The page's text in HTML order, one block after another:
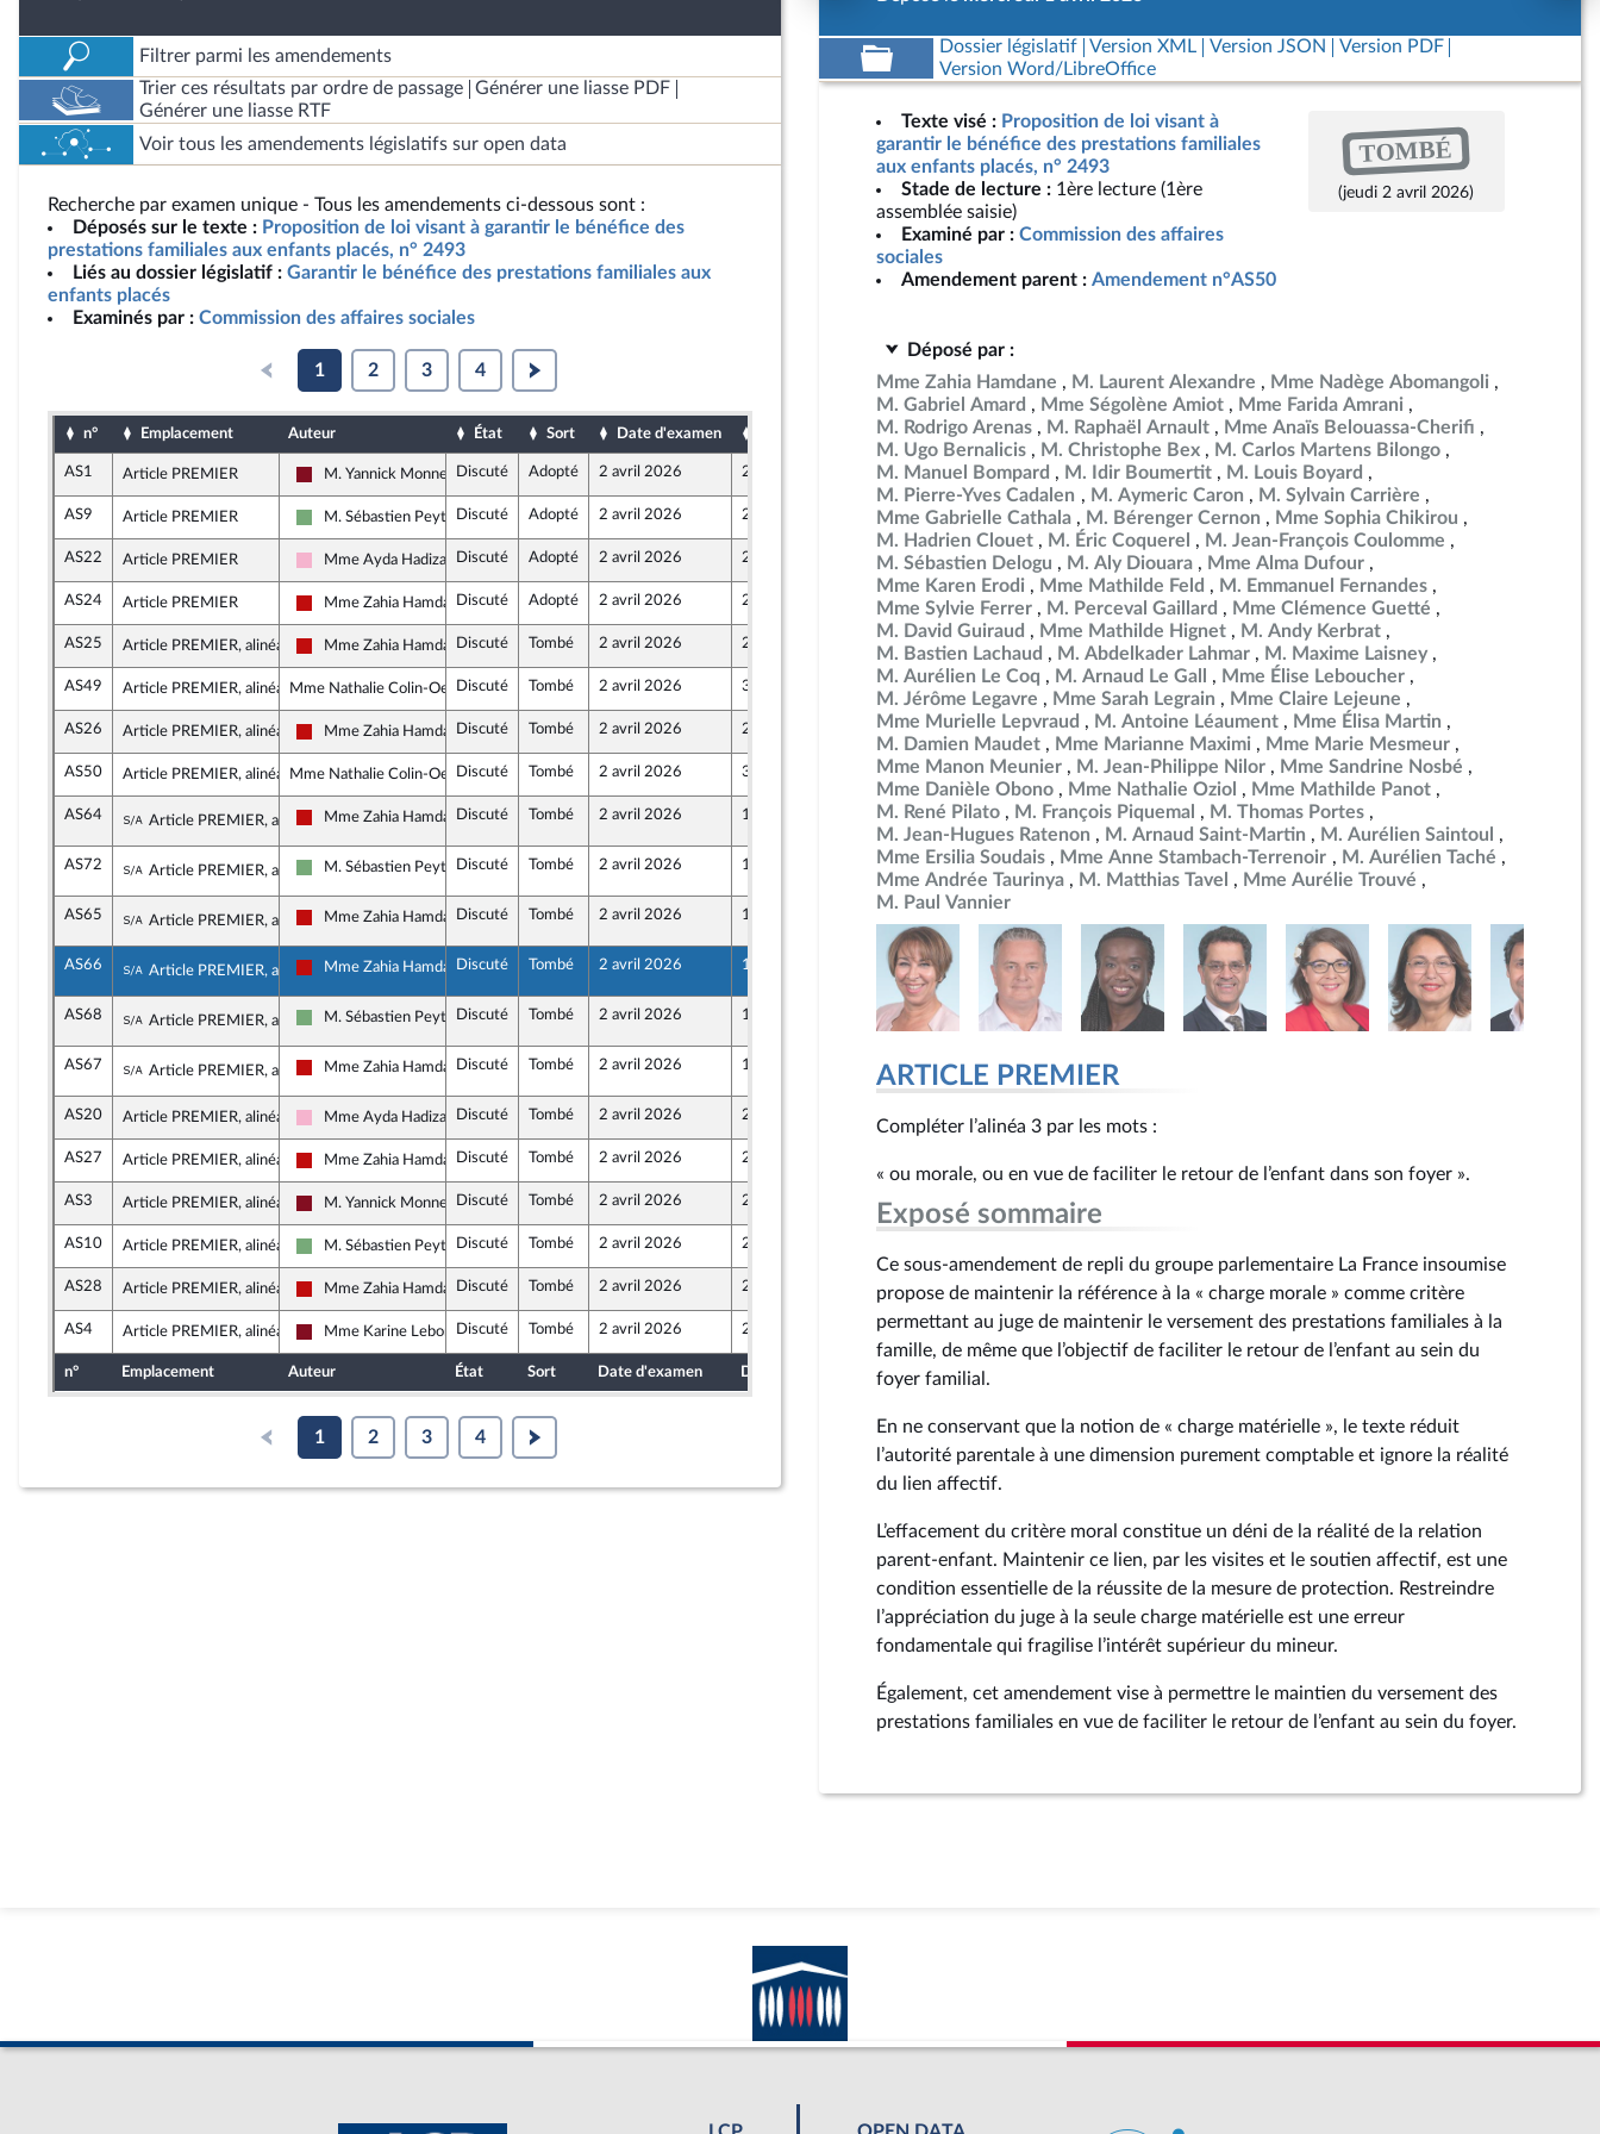
Filtrer parmi les amendements
Trier ces résultats par ordre de passage
Générer une liasse PDF
Générer une liasse RTF
Voir tous les amendements législatifs sur open data
Recherche par examen unique - Tous les amendements ci-dessous sont :
Déposés sur le texte : Proposition de loi visant à garantir le bénéfice des
prestations familiales aux enfants placés, n° 2493
Liés au dossier législatif : Garantir le bénéfice des prestations familiales aux
enfants placés
Examinés par : Commission des affaires sociales
1 2 3 4
n° Emplacement Auteur État Sort Date d'examen
AS1 Article PREMIER
Gauche Démocrate et Républicaine
M. Yannick Monnet Discuté Adopté 2 avril 2026 24 mars 2026
AS9 Article PREMIER
Écologiste et Social
M. Sébastien PeytavieDiscuté Adopté 2 avril 2026 25 mars 2026
AS22 Article PREMIER
Socialistes et apparentés
Mme Ayda HadizadehDiscuté Adopté 2 avril 2026 27 mars 2026
AS24 Article PREMIER
La France insoumise - Nouveau Front Populaire
Mme Zahia HamdaneDiscuté Adopté 2 avril 2026 27 mars 2026
AS25 Article PREMIER, alinéa 1
La France insoumise - Nouveau Front Populaire
Mme Zahia HamdaneDiscuté Tombé 2 avril 2026 27 mars 2026
AS49 Article PREMIER, alinéa 3Mme Nathalie Colin-Oesterlé, rapporteure
Discuté Tombé 2 avril 2026 31 mars 2026
AS26 Article PREMIER, alinéa 4
La France insoumise - Nouveau Front Populaire
Mme Zahia HamdaneDiscuté Tombé 2 avril 2026 27 mars 2026
AS50 Article PREMIER, alinéa 5Mme Nathalie Colin-Oesterlé, rapporteure
Discuté Tombé 2 avril 2026 31 mars 2026
AS64 Sous-amendement de l'amendement n°AS50
Article PREMIER, alinéa 5La France insoumise - Nouveau Front Populaire
Mme Zahia HamdaneDiscuté Tombé 2 avril 2026 1 avril 2026
AS72 Sous-amendement de l'amendement n°AS50
Article PREMIER, alinéa 5Écologiste et Social
M. Sébastien PeytavieDiscuté Tombé 2 avril 2026 1 avril 2026
AS65 Sous-amendement de l'amendement n°AS50
Article PREMIER, alinéa 5La France insoumise - Nouveau Front Populaire
Mme Zahia HamdaneDiscuté Tombé 2 avril 2026 1 avril 2026
AS66 Sous-amendement de l'amendement n°AS50
Article PREMIER, alinéa 5La France insoumise - Nouveau Front Populaire
Mme Zahia HamdaneDiscuté Tombé 2 avril 2026 1 avril 2026
AS68 Sous-amendement de l'amendement n°AS50
Article PREMIER, alinéa 5Écologiste et Social
M. Sébastien PeytavieDiscuté Tombé 2 avril 2026 1 avril 2026
AS67 Sous-amendement de l'amendement n°AS50
Article PREMIER, alinéa 5La France insoumise - Nouveau Front Populaire
Mme Zahia HamdaneDiscuté Tombé 2 avril 2026 1 avril 2026
AS20 Article PREMIER, alinéa 6
Socialistes et apparentés
Mme Ayda HadizadehDiscuté Tombé 2 avril 2026 27 mars 2026
AS27 Article PREMIER, alinéa 6
La France insoumise - Nouveau Front Populaire
Mme Zahia HamdaneDiscuté Tombé 2 avril 2026 27 mars 2026
AS3 Article PREMIER, alinéa 7
Gauche Démocrate et Républicaine
M. Yannick Monnet Discuté Tombé 2 avril 2026 24 mars 2026
AS10 Article PREMIER, alinéa 7
Écologiste et Social
M. Sébastien PeytavieDiscuté Tombé 2 avril 2026 25 mars 2026
AS28 Article PREMIER, alinéa 7
La France insoumise - Nouveau Front Populaire
Mme Zahia HamdaneDiscuté Tombé 2 avril 2026 27 mars 2026
AS4 Article PREMIER, alinéa 8
Gauche Démocrate et Républicaine
Mme Karine Lebon Discuté Tombé 2 avril 2026 24 mars 2026
n° Emplacement Auteur État Sort Date d'examen Date de dépôt
1 2 3 4
Dossier législatif Version XML Version JSON
Version PDF
Version Word/LibreOffice
Texte visé : Proposition de loi visant à
garantir le bénéfice des prestations familiales
aux enfants placés, n° 2493
Stade de lecture : 1ère lecture (1ère
assemblée saisie)
Examiné par : Commission des affaires
sociales
Amendement parent : Amendement n°AS50
TOMBÉ
(jeudi 2 avril 2026)
Déposé par :
Mme Zahia Hamdane
M. Laurent Alexandre
Mme Nadège Abomangoli
M. Gabriel Amard
Mme Ségolène Amiot
Mme Farida Amrani
M. Rodrigo Arenas
M. Raphaël Arnault
Mme Anaïs Belouassa-Cherifi
M. Ugo Bernalicis
M. Christophe Bex
M. Carlos Martens Bilongo
M. Manuel Bompard
M. Idir Boumertit
M. Louis Boyard
M. Pierre-Yves Cadalen
M. Aymeric Caron
M. Sylvain Carrière
Mme Gabrielle Cathala
M. Bérenger Cernon
Mme Sophia Chikirou
M. Hadrien Clouet
M. Éric Coquerel
M. Jean-François Coulomme
M. Sébastien Delogu
M. Aly Diouara
Mme Alma Dufour
Mme Karen Erodi
Mme Mathilde Feld
M. Emmanuel Fernandes
Mme Sylvie Ferrer
M. Perceval Gaillard
Mme Clémence Guetté
M. David Guiraud
Mme Mathilde Hignet
M. Andy Kerbrat
M. Bastien Lachaud
M. Abdelkader Lahmar
M. Maxime Laisney
M. Aurélien Le Coq
M. Arnaud Le Gall
Mme Élise Leboucher
M. Jérôme Legavre
Mme Sarah Legrain
Mme Claire Lejeune
Mme Murielle Lepvraud
M. Antoine Léaument
Mme Élisa Martin
M. Damien Maudet
Mme Marianne Maximi
Mme Marie Mesmeur
Mme Manon Meunier
M. Jean-Philippe Nilor
Mme Sandrine Nosbé
Mme Danièle Obono
Mme Nathalie Oziol
Mme Mathilde Panot
M. René Pilato
M. François Piquemal
M. Thomas Portes
M. Jean-Hugues Ratenon
M. Arnaud Saint-Martin
M. Aurélien Saintoul
Mme Ersilia Soudais
Mme Anne Stambach-Terrenoir
M. Aurélien Taché
Mme Andrée Taurinya
M. Matthias Tavel
Mme Aurélie Trouvé
M. Paul Vannier
ARTICLE PREMIER
Compléter l’alinéa 3 par les mots :
« ou morale, ou en vue de faciliter le retour de l’enfant dans son foyer ».
Exposé sommaire
Ce sous-amendement de repli du groupe parlementaire La France insoumise
propose de maintenir la référence à la « charge morale » comme critère
permettant au juge de maintenir le versement des prestations familiales à la
famille, de même que l’objectif de faciliter le retour de l’enfant au sein du
foyer familial.
En ne conservant que la notion de « charge matérielle », le texte réduit
l’autorité parentale à une dimension purement comptable et ignore la réalité
du lien affectif.
L’effacement du critère moral constitue un déni de la réalité de la relation
parent-enfant. Maintenir ce lien, par les visites et le soutien affectif, est une
condition essentielle de la réussite de la mesure de protection. Restreindre
l’appréciation du juge à la seule charge matérielle est une erreur
fondamentale qui fragilise l’intérêt supérieur du mineur.
Également, cet amendement vise à permettre le maintien du versement des
prestations familiales en vue de faciliter le retour de l’enfant au sein du foyer.